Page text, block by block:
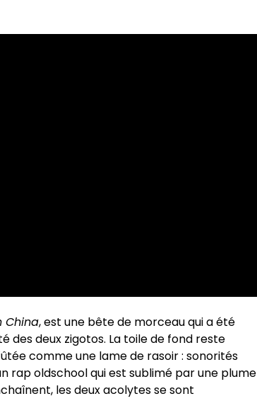
China, est une bête de morceau qui a été
deux zigotos. La toile de fond reste
comme une lame de rasoir : sonorités
rap oldschool qui est sublimé par une plume
les deux acolytes se sont